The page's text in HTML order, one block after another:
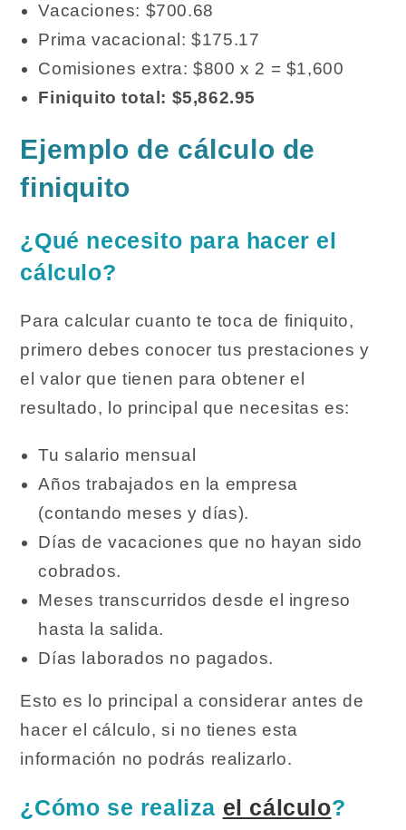
Vacaciones: $700.68
Prima vacacional: $175.17
Comisiones extra: $800 x 2 = $1,600
Finiquito total: $5,862.95
Ejemplo de cálculo de
finiquito
¿Qué necesito para hacer el
cálculo?
Para calcular cuanto te toca de finiquito,
primero debes conocer tus prestaciones y
el valor que tienen para obtener el
resultado, lo principal que necesitas es:
Tu salario mensual
Años trabajados en la empresa
(contando meses y días).
Días de vacaciones que no hayan sido
cobrados.
Meses transcurridos desde el ingreso
hasta la salida.
Días laborados no pagados.
Esto es lo principal a considerar antes de
hacer el cálculo, si no tienes esta
información no podrás realizarlo.
¿Cómo se realiza el cálculo?